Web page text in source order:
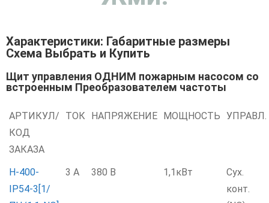
Характеристики: Габаритные размеры
Схема Выбрать и Купить
Щит управления ОДНИМ пожарным насосом со
встроенным Преобразователем частоты
АРТИКУЛ/
КОД
ЗАКАЗА
ТОК НАПРЯЖЕНИЕ МОЩНОСТЬ УПРАВЛ.
Н-400-
IP54-3[1/
3 А 380 В 1,1кВт
Сух.
конт.